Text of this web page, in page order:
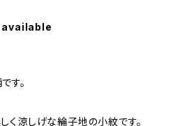
す。
く涼しげな綸子地の小紋です。